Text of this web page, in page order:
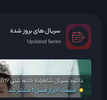
سریال های بروز شده
Updated Series
دانلود سریال شاهزاده خانم شنی The Sand Princess 2019
قسمت آخر از فصل 1 منتشر شد